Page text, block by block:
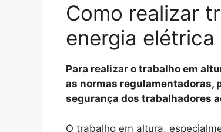
Como realizar
energia
Para realizar o trabalho em
as normas regulamentadoras,
segurança dos trabalhadores
O trabalho em altura,